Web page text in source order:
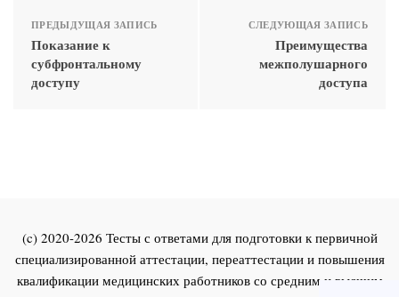
ПРЕДЫДУЩАЯ ЗАПИСЬ
Показание к
субфронтальному
доступу
СЛЕДУЮЩАЯ ЗАПИСЬ
Преимущества
межполушарного
доступа
(c) 2020-2026 Тесты с ответами для подготовки к первичной
специализированной аттестации, переаттестации и повышения
квалификации медицинских работников со средним и высшим